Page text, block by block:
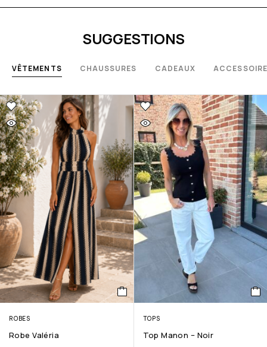
SUGGESTIONS
VÊTEMENTS CHAUSSURES CADEAUX
ROBES
Robe Valéria
TOPS
Top Manon – Noir